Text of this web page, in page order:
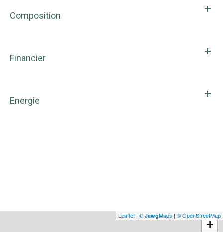
Composition
Financier
Energie
+
Leaflet | © JawgMaps | © OpenStreetMap